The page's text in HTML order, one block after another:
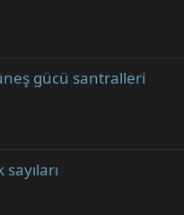
gücü santralleri